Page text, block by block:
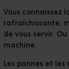
Vous connaissez
rafraîchissante,
de vous servir.
machine.
Les pannes et